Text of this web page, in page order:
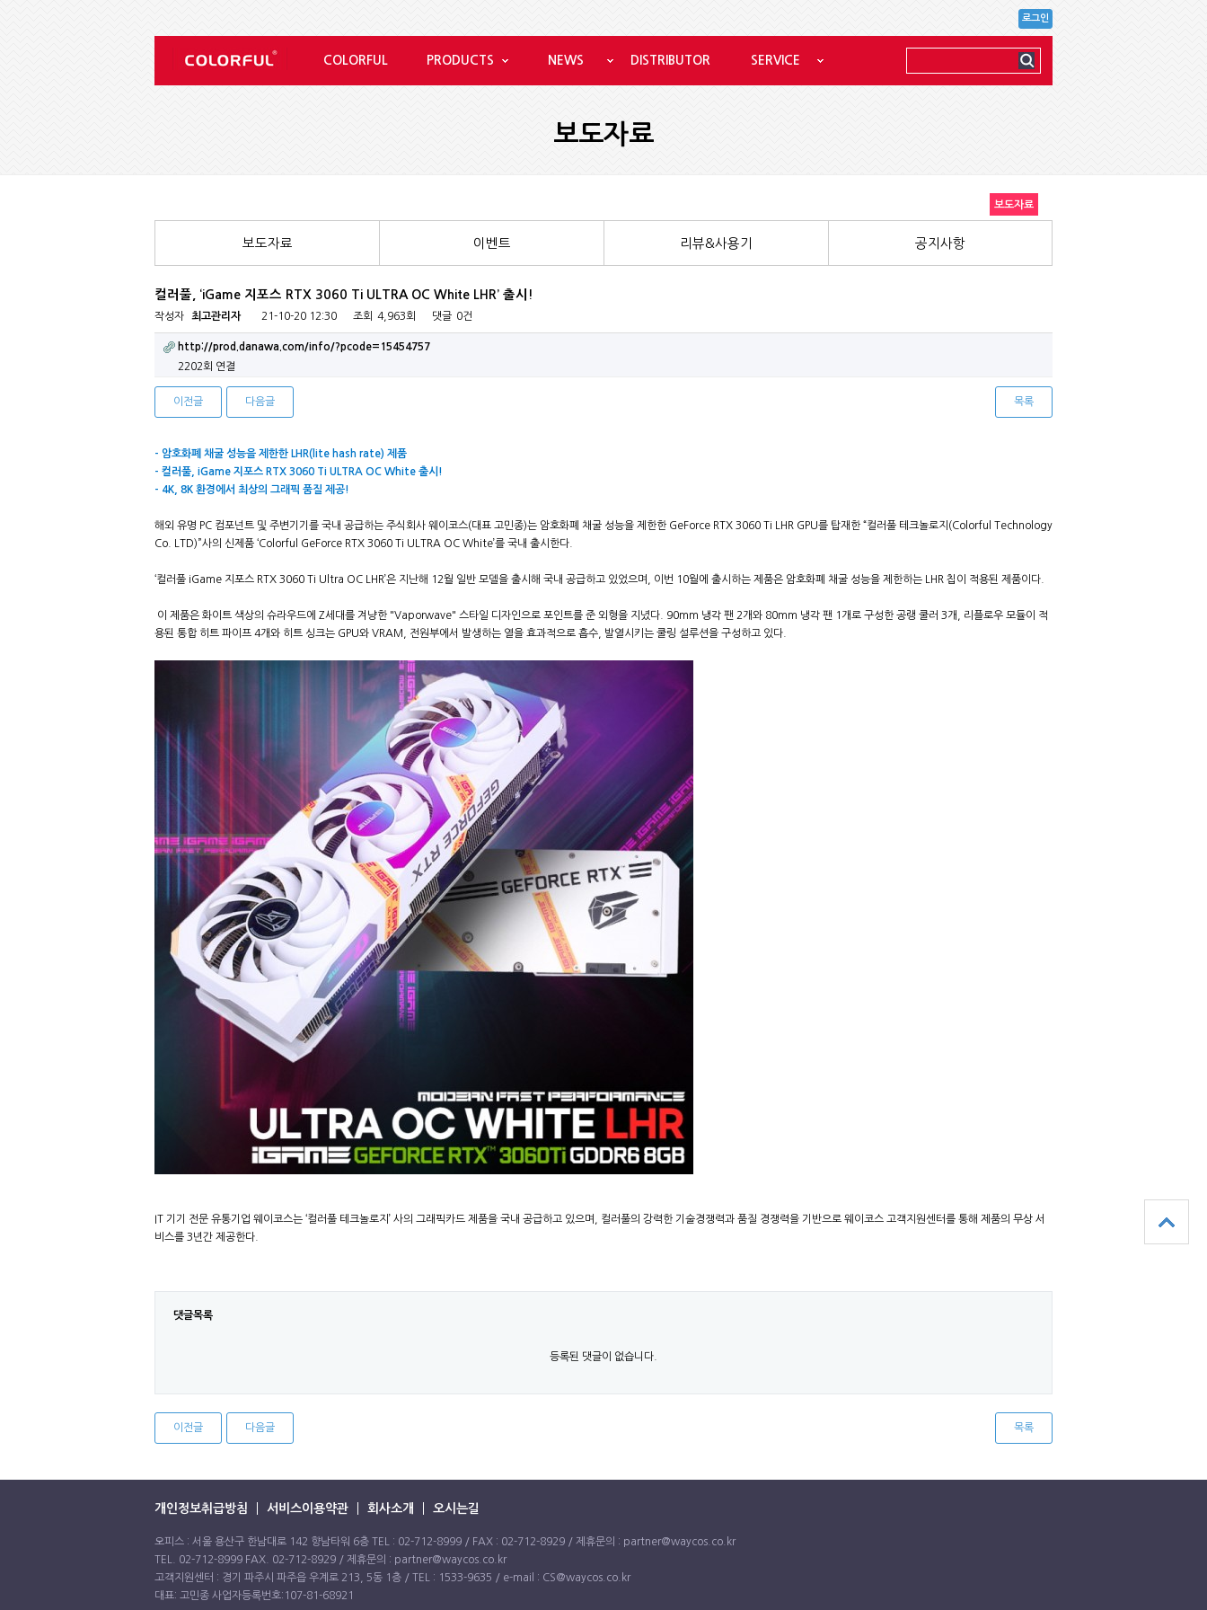
COLORFUL PRODUCTS NEWS DISTRIBUTOR SERVICE
로그인
보도자료
보도자료 이벤트 리뷰&사용기 공지사항
보도자료
컬러풀, ‘iGame 지포스 RTX 3060 Ti ULTRA OC White LHR’ 출시!
작성자 최고관리자 21-10-20 12:30 조회 4,963회 댓글 0건
http://prod.danawa.com/info/?pcode=15454757
2202회 연결
이전글 다음글 목록
- 암호화폐 채굴 성능을 제한한 LHR(lite hash rate) 제품
- 컬러풀, iGame 지포스 RTX 3060 Ti ULTRA OC White 출시!
- 4K, 8K 환경에서 최상의 그래픽 품질 제공!
해외 유명 PC 컴포넌트 및 주변기기를 국내 공급하는 주식회사 웨이코스(대표 고민종)는 암호화폐 채굴 성능을 제한한 GeForce RTX 3060 Ti LHR GPU를 탑재한 “컬러풀 테크놀로지(Colorful Technology
Co. LTD)”사의 신제품 ‘Colorful GeForce RTX 3060 Ti ULTRA OC White’를 국내 출시한다.
‘컬러풀 iGame 지포스 RTX 3060 Ti Ultra OC LHR’은 지난해 12월 일반 모델을 출시해 국내 공급하고 있었으며, 이번 10월에 출시하는 제품은 암호화폐 채굴 성능을 제한하는 LHR 칩이 적용된 제품이다.
이 제품은 화이트 색상의 슈라우드에 Z세대를 겨냥한 "Vaporwave" 스타일 디자인으로 포인트를 준 외형을 지녔다. 90mm 냉각 팬 2개와 80mm 냉각 팬 1개로 구성한 공랭 쿨러 3개, 리플로우 모듈이 적
용된 통합 히트 파이프 4개와 히트 싱크는 GPU와 VRAM, 전원부에서 발생하는 열을 효과적으로 흡수, 발열시키는 쿨링 설루션을 구성하고 있다.
IT 기기 전문 유통기업 웨이코스는 ‘컬러풀 테크놀로지’ 사의 그래픽카드 제품을 국내 공급하고 있으며, 컬러풀의 강력한 기술경쟁력과 품질 경쟁력을 기반으로 웨이코스 고객지원센터를 통해 제품의 무상 서
비스를 3년간 제공한다.
댓글목록
등록된 댓글이 없습니다.
이전글 다음글 목록
개인정보취급방침 서비스이용약관 회사소개 오시는길
오피스 : 서울 용산구 한남대로 142 향남타워 6층 TEL : 02-712-8999 / FAX : 02-712-8929 / 제휴문의 : partner@waycos.co.kr
TEL. 02-712-8999 FAX. 02-712-8929 / 제휴문의 : partner@waycos.co.kr
고객지원센터 : 경기 파주시 파주읍 우계로 213, 5동 1층 / TEL : 1533-9635 / e-mail : CS@waycos.co.kr
대표: 고민종 사업자등록번호:107-81-68921